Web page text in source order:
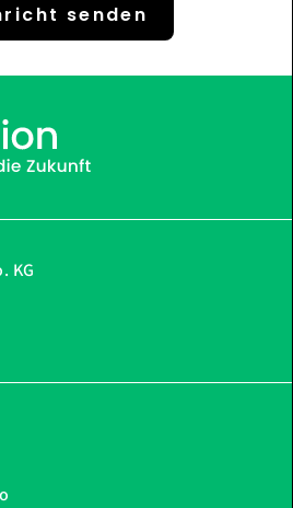
senden
KG